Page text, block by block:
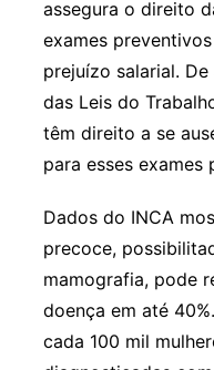
assegura o direito
exames
prejuízo salarial.
das Leis do
têm direito a se
para esses exames
Dados do INCA
precoce,
mamografia, pode
doença em até
cada 100 mil